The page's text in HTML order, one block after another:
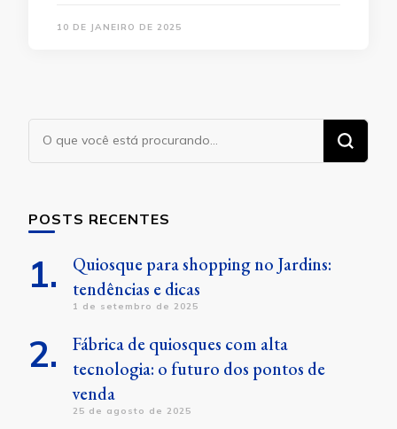
10 DE JANEIRO DE 2025
Procurando
algo?
POSTS RECENTES
Quiosque para shopping no Jardins:
tendências e dicas
1 de setembro de 2025
Fábrica de quiosques com alta
tecnologia: o futuro dos pontos de
venda
25 de agosto de 2025